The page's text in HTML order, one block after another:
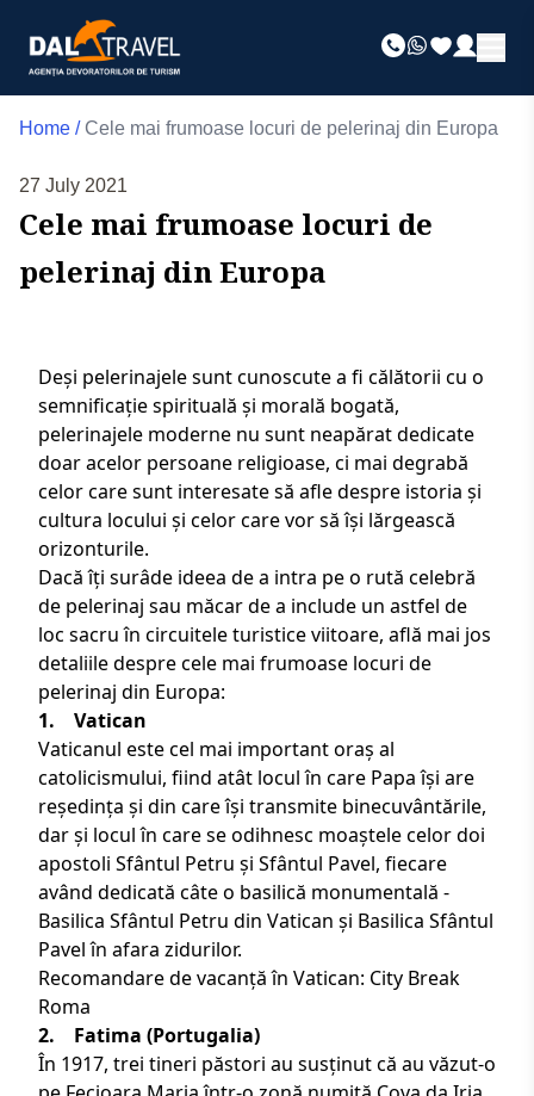
Home / Cele mai frumoase locuri de pelerinaj din Europa
27 July 2021
Cele mai frumoase locuri de
pelerinaj din Europa
Deși pelerinajele sunt cunoscute a fi călătorii cu o
semnificație spirituală și morală bogată,
pelerinajele moderne nu sunt neapărat dedicate
doar acelor persoane religioase, ci mai degrabă
celor care sunt interesate să afle despre istoria și
cultura locului și celor care vor să își lărgească
orizonturile.
Dacă îți surâde ideea de a intra pe o rută celebră
de pelerinaj sau măcar de a include un astfel de
loc sacru în circuitele turisticeviitoare, află mai jos
detaliile despre cele mai frumoase locuri de
pelerinaj din Europa:
1. Vatican
Vaticanul este cel mai important oraș al
catolicismului, fiind atât locul în care Papa își are
reședința și din care își transmite binecuvântările,
dar și locul în care se odihnesc moaștele celor doi
apostoli Sfântul Petru și Sfântul Pavel, fiecare
având dedicată câte o basilică monumentală -
Basilica Sfântul Petru din Vatican și Basilica Sfântul
Pavel în afara zidurilor.
Recomandare de vacanță în Vatican: City Break
Roma
2. Fatima (Portugalia)
În 1917, trei tineri păstori au susținut că au văzut-o